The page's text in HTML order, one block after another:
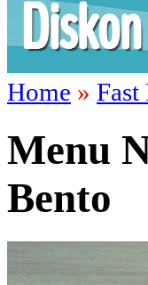
Home » Fast
Menu
Bento